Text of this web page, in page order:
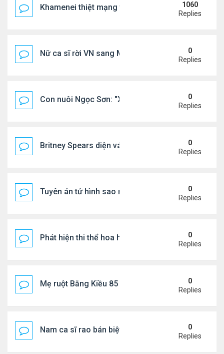
Khamenei thiệt mạng trong cuộc tấn công phối
1060
Replies
Nữ ca sĩ rời VN sang Mỹ nói thẳng: "Tôi thấy
0
Replies
Con nuôi Ngọc Sơn: "Xã hội này cần những bài
0
Replies
Britney Spears diện váy xuyên thấu ra phố
0
Replies
Tuyên án tử hình sao nữ nổi tiếng
0
Replies
Phát hiện thi thể hoa hậu trong túi xách giữa rừng
0
Replies
Mẹ ruột Bằng Kiều 85 tuổi: "Miếng ăn vào mồm là
0
Replies
Nam ca sĩ rao bán biệt thự ở Saigon
0
Replies